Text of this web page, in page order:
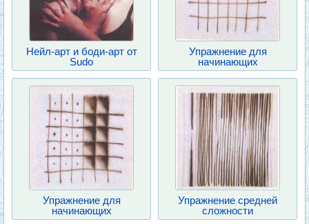
Нейл-арт и боди-арт от
Sudo
Упражнение для
начинающих
Упражнение для
начинающих
Упражнение средней
сложности